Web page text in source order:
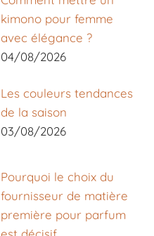
kimono pour femme
avec élégance ?
04/08/2026
Les couleurs tendances
de la saison
03/08/2026
Pourquoi le choix du
fournisseur de matière
première pour parfum